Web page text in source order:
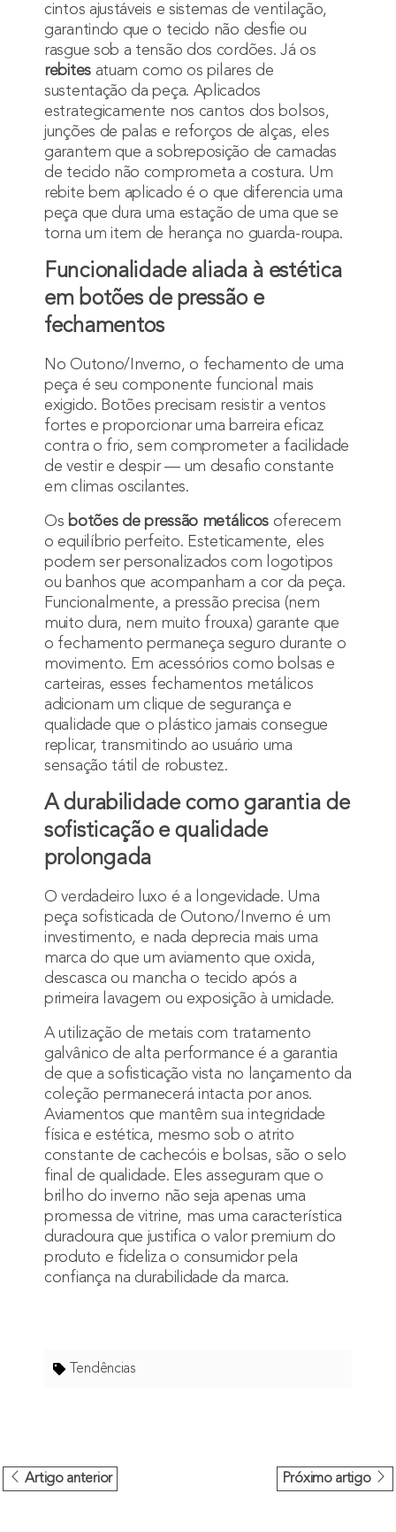
cintos ajustáveis e sistemas de ventilação,
garantindo que o tecido não desfie ou
rasgue sob a tensão dos cordões. Já os
rebites atuam como os pilares de
sustentação da peça. Aplicados
estrategicamente nos cantos dos bolsos,
junções de palas e reforços de alças, eles
garantem que a sobreposição de camadas
de tecido não comprometa a costura. Um
rebite bem aplicado é o que diferencia uma
peça que dura uma estação de uma que se
torna um item de herança no guarda-roupa.
Funcionalidade aliada à estética
em botões de pressão e
fechamentos
No Outono/Inverno, o fechamento de uma
peça é seu componente funcional mais
exigido. Botões precisam resistir a ventos
fortes e proporcionar uma barreira eficaz
contra o frio, sem comprometer a facilidade
de vestir e despir — um desafio constante
em climas oscilantes.
Os botões de pressão metálicos oferecem
o equilíbrio perfeito. Esteticamente, eles
podem ser personalizados com logotipos
ou banhos que acompanham a cor da peça.
Funcionalmente, a pressão precisa (nem
muito dura, nem muito frouxa) garante que
o fechamento permaneça seguro durante o
movimento. Em acessórios como bolsas e
carteiras, esses fechamentos metálicos
adicionam um clique de segurança e
qualidade que o plástico jamais consegue
replicar, transmitindo ao usuário uma
sensação tátil de robustez.
A durabilidade como garantia de
sofisticação e qualidade
prolongada
O verdadeiro luxo é a longevidade. Uma
peça sofisticada de Outono/Inverno é um
investimento, e nada deprecia mais uma
marca do que um aviamento que oxida,
descasca ou mancha o tecido após a
primeira lavagem ou exposição à umidade.
A utilização de metais com tratamento
galvânico de alta performance é a garantia
de que a sofisticação vista no lançamento da
coleção permanecerá intacta por anos.
Aviamentos que mantêm sua integridade
física e estética, mesmo sob o atrito
constante de cachecóis e bolsas, são o selo
final de qualidade. Eles asseguram que o
brilho do inverno não seja apenas uma
promessa de vitrine, mas uma característica
duradoura que justifica o valor premium do
produto e fideliza o consumidor pela
confiança na durabilidade da marca.
Tendências
Artigo anterior Próximo artigo